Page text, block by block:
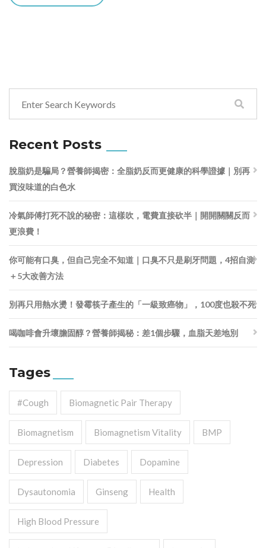
Recent Posts
脫脂奶是騙局？營養師揭密：全脂奶反而更健康的科學證據｜別再
買沒味道的白色水
冷氣師傅打死不說的秘密：這樣吹，電費直接砍半｜開開關關反而
更浪費！
你可能有口臭，但自己完全不知道｜口臭不只是刷牙問題，4招自測
＋5大改善方法
別再只用熱水燙！發霉筷子產生的「一級致癌物」，100度也殺不死
喝咖啡會升壞膽固醇？營養師揭秘：差1個步驟，血脂天差地別
Tages
#cough Biomagnetic Pair Therapy
Biomagnetism Biomagnetism Vitality BMP
Depression Diabetes Dopamine
Dysautonomia Ginseng Health
High Blood Pressure